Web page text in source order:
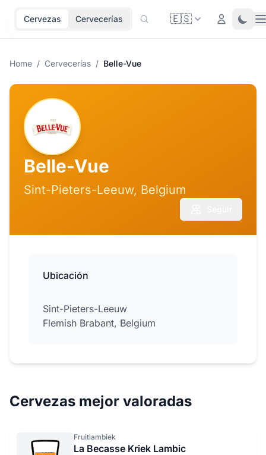
Cervezas Cervecerías 🇪🇸 Login
Home / Cervecerías / Belle-Vue
Belle-Vue
Sint-Pieters-Leeuw, Belgium
Ubicación
Sint-Pieters-Leeuw
Flemish Brabant, Belgium
Cervezas mejor valoradas
Fruitlambiek
La Becasse Kriek Lambic